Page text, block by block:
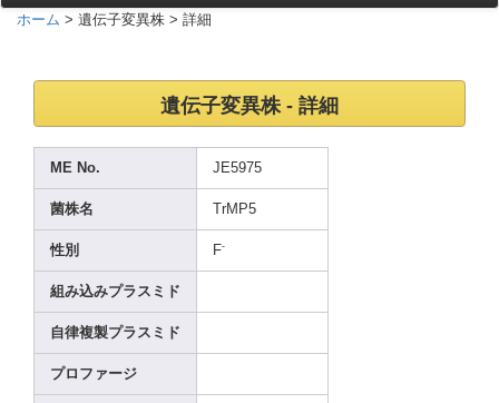
ホーム > 遺伝子変異株 > 詳細
遺伝子変異株 - 詳細
ME No. JE5975
菌株名 TrMP5
性別 F-
組み込みプラスミド
自律複製プラスミド
プロファージ